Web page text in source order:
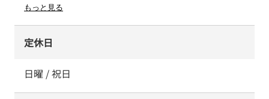
もっと見る
定休日
日曜 / 祝日